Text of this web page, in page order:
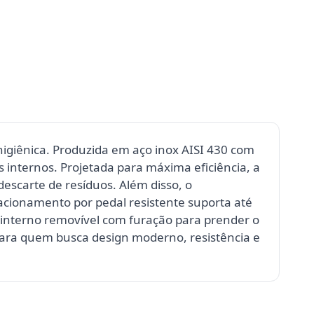
Produzida em aço inox AISI 430 com
internos. Projetada para máxima eficiência, a
de resíduos. Além disso, o
por pedal resistente suporta até
removível com furação para prender o
quem busca design moderno, resistência e